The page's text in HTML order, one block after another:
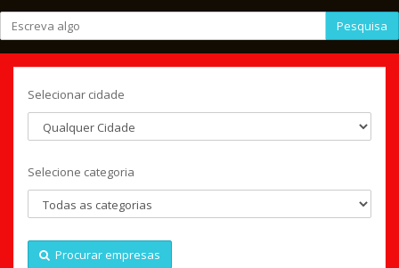
Pesquisa
Selecionar cidade
Selecione categoria
Procurar empresas